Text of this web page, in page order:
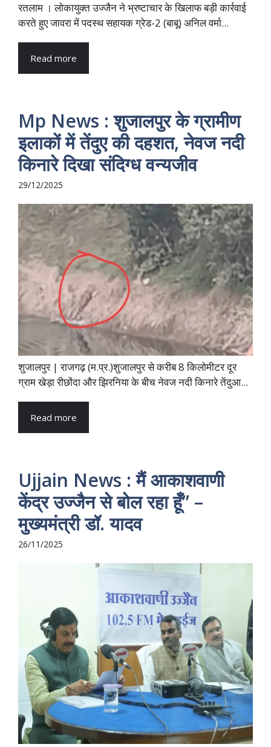
रतलाम । लोकायुक्त उज्जैन ने भ्रष्टाचार के खिलाफ बड़ी कार्रवाई
करते हुए जावरा में पदस्थ सहायक ग्रेड-2 (बाबू) अनिल वर्मा...
Read more
Mp News : शुजालपुर के ग्रामीण
इलाकों में तेंदुए की दहशत, नेवज नदी
किनारे दिखा संदिग्ध वन्यजीव
29/12/2025
शुजालपुर | राजगढ़ (म.प्र.)शुजालपुर से करीब 8 किलोमीटर दूर
ग्राम खेड़ा रीछोंदा और झिरनिया के बीच नेवज नदी किनारे तेंदुआ...
Read more
Ujjain News : मैं आकाशवाणी
केंद्र उज्‍जैन से बोल रहा हूँ’’ –
मुख्‍यमंत्री डॉ. यादव
26/11/2025